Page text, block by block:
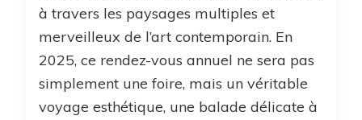
à travers les paysages multiples et
merveilleux de l’art contemporain. En
2025, ce rendez-vous annuel ne sera pas
simplement une foire, mais un véritable
voyage esthétique, une balade délicate à